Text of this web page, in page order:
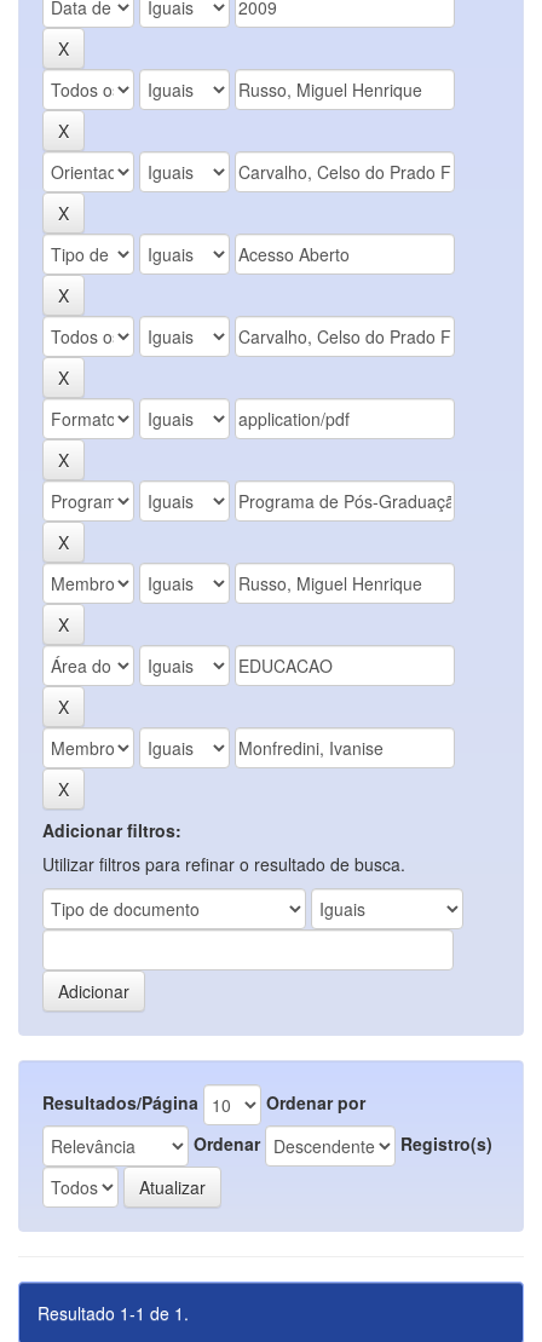
Adicionar filtros:
Utilizar filtros para refinar o resultado de busca.
Resultados/Página
Ordenar por
Ordenar
Registro(s)
Resultado 1-1 de 1.